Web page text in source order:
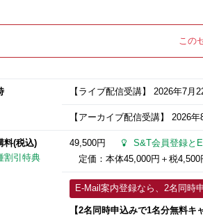
この
【ライブ配信受講】 2026年7月
【アーカイブ配信受講】 2026年
料(税込)
割引特典
49,500円
S&T会員登録と
定価：本体45,000円＋税4,500
E-Mail案内登録なら、2名同時
【2名同時申込みで1名分無料キ